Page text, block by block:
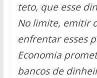
teto, que esse
No limite, emitir
enfrentar esses
Economia
bancos de